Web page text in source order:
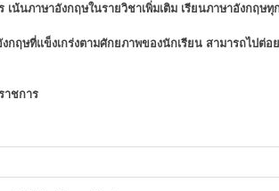
เน้นภาษาอังกฤษในรายวิชาเพิ่มเติม เรียนภาษาอังกฤษ
ฤษที่แข็งเกร่งตามศักยภาพของนักเรียน สามารถไปต่อ
าชการ